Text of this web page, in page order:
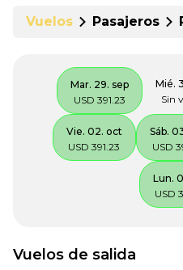
Vuelos Pasajeros
Mar. 29. sep
USD 391.23
Mié.
Sin
Vie. 02. oct
USD 391.23
Sáb.
USD
Lun.
USD
Vuelos de salida